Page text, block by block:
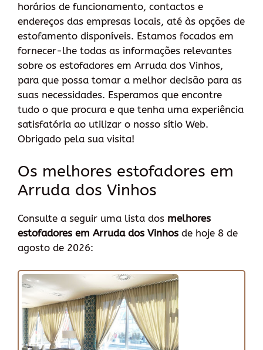
horários de funcionamento, contactos e
endereços das empresas locais, até às opções de
estofamento disponíveis. Estamos focados em
fornecer-lhe todas as informações relevantes
sobre os estofadores em Arruda dos Vinhos,
para que possa tomar a melhor decisão para as
suas necessidades. Esperamos que encontre
tudo o que procura e que tenha uma experiência
satisfatória ao utilizar o nosso sítio Web.
Obrigado pela sua visita!
Os melhores estofadores em
Arruda dos Vinhos
Consulte a seguir uma lista dos melhores
estofadores em Arruda dos Vinhos de hoje 8 de
agosto de 2026: